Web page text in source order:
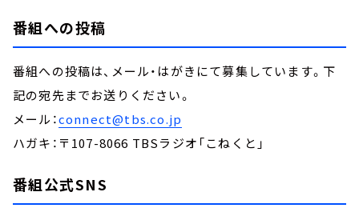
番組への投稿
番組への投稿は、メール・はがきにて募集しています。下
記の宛先までお送りください。
メール：connect@tbs.co.jp
ハガキ：〒107-8066 TBSラジオ「こねくと」
番組公式SNS